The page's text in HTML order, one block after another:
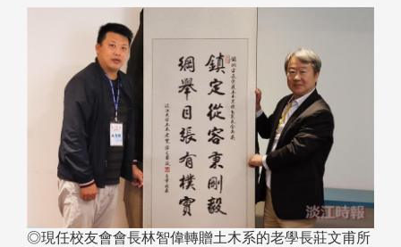
◎現任校友會會長林智偉轉贈土木系的老學長莊文甫所